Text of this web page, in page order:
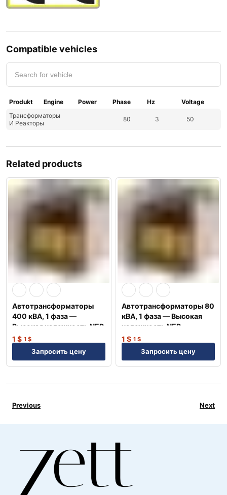
Compatible vehicles
Produkt Engine Power Phase Hz
Voltage
Трансформаторы
И Реакторы
80 3 50
Related products
Автотрансформаторы
400 кВА, 1 фаза —
Высокая надежность NEP
1 $ 1 $
Запросить цену
Автотрансформаторы 80
кВА, 1 фаза — Высокая
надежность NEP
1 $ 1 $
Запросить цену
Previous Next